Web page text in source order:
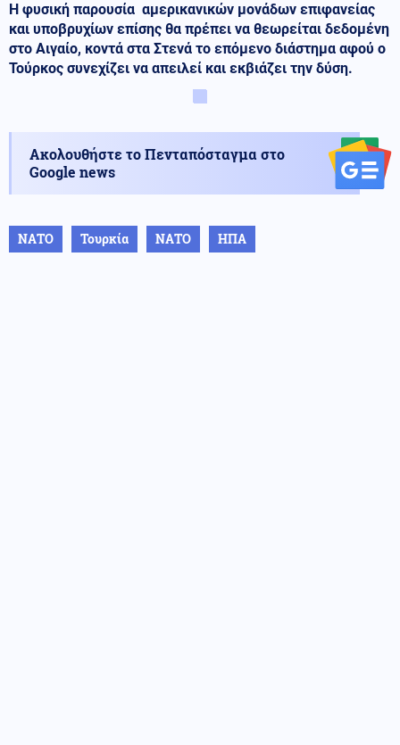
Η φυσική παρουσία αμερικανικών μονάδων επιφανείας
και υποβρυχίων επίσης θα πρέπει να θεωρείται δεδομένη
στο Αιγαίο, κοντά στα Στενά το επόμενο διάστημα αφού ο
Τούρκος συνεχίζει να απειλεί και εκβιάζει την δύση.
Ακολουθήστε το Πενταπόσταγμα στο
Google news
ΝΑΤΟ Τουρκία ΝΑΤΟ ΗΠΑ